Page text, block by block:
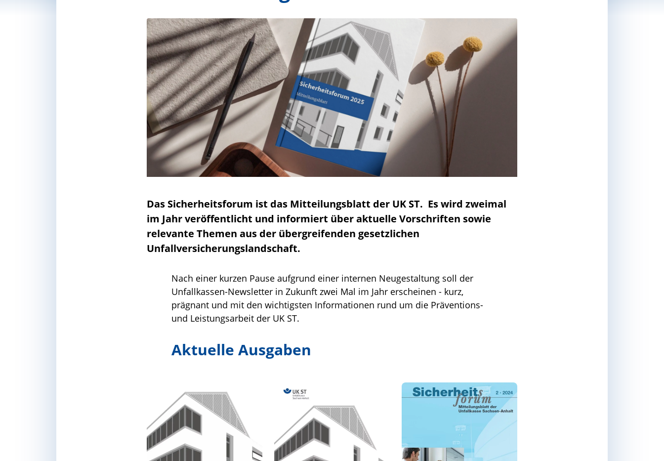
Das Sicherheitsforum ist das Mitteilungsblatt der UK ST. Es wird zweimal
im Jahr veröffentlicht und informiert über aktuelle Vorschriften sowie
relevante Themen aus der übergreifenden gesetzlichen
Unfallversicherungslandschaft.
Nach einer kurzen Pause aufgrund einer internen Neugestaltung soll der
Unfallkassen-Newsletter in Zukunft zwei Mal im Jahr erscheinen - kurz,
prägnant und mit den wichtigsten Informationen rund um die Präventions-
und Leistungsarbeit der UK ST.
Aktuelle Ausgaben
Link zum Sicherheitsforum 2026 Ausgabe 1Link zum Sicherheitsforum 2025Link zum Sicherheitsforum 2024 Ausgabe 2